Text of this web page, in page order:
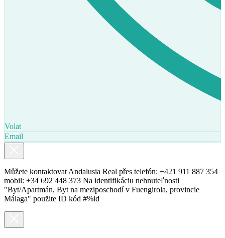
Volat
Email
Můžete kontaktovat Andalusia Real přes telefón: +421 911 887 354
mobil: +34 692 448 373 Na identifikáciu nehnuteľnosti
"Byt/Apartmán, Byt na meziposchodí v Fuengirola, provincie
Málaga" použite ID kód #%id